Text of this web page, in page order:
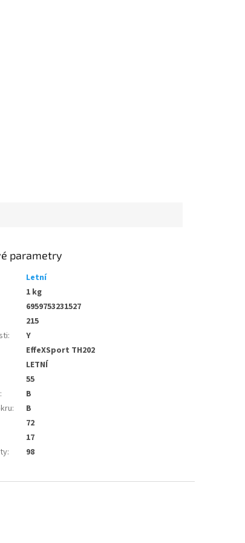
parametry
Letní
1 kg
6959753231527
215
:
Y
EffeXSport TH202
LETNÍ
55
:
B
:
B
72
17
: 98